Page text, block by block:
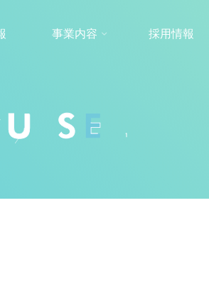
事業内容 採用情報